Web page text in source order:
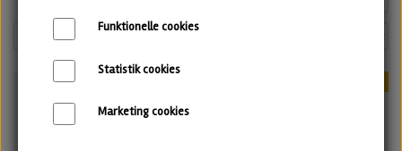
Funktionelle cookies
Statistik cookies
Marketing cookies